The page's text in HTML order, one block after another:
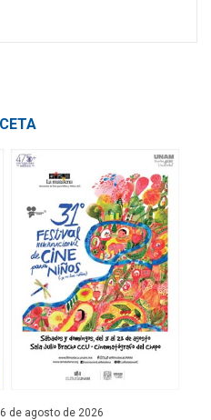
de agosto de 2026